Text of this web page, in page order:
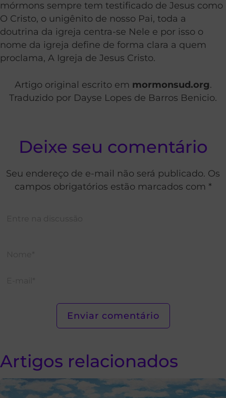
mórmons sempre tem testificado de Jesus como
O Cristo, o unigênito de nosso Pai, toda a
doutrina da igreja centra-se Nele e por isso o
nome da igreja define de forma clara a quem
proclama, A Igreja de Jesus Cristo.
Artigo original escrito em mormonsud.org.
Traduzido por Dayse Lopes de Barros Benicio.
Deixe seu comentário
Seu endereço de e-mail não será publicado. Os
campos obrigatórios estão marcados com *
Artigos relacionados